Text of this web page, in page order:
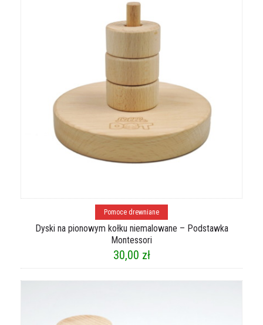
Dodaj do koszyka
Pomoce drewniane
Dyski na pionowym kołku niemalowane – Podstawka
Montessori
30,00 zł